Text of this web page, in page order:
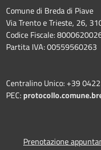
Comune di Breda di Piave
Via Trento e Trieste, 26,
Codice Fiscale:
Partita IVA: 00559560263
Centralino Unico: +39
PEC:
Prenotazione